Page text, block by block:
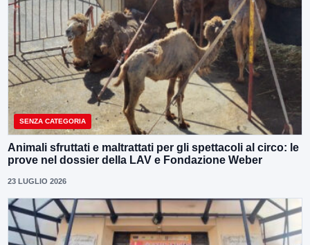
SENZA CATEGORIA
Animali sfruttati e maltrattati per gli spettacoli al circo: le
prove nel dossier della LAV e Fondazione Weber
23 LUGLIO 2026